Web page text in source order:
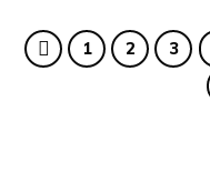
1 2 3